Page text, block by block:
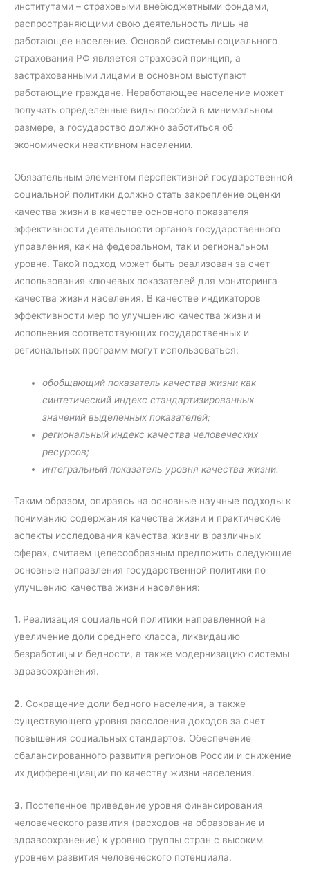
институтами – страховыми внебюджетными фондами,
распространяющими свою деятельность лишь на
работающее население. Основой системы социального
страхования РФ является страховой принцип, а
застрахованными лицами в основном выступают
работающие граждане. Неработающее население может
получать определенные виды пособий в минимальном
размере, а государство должно заботиться об
экономически неактивном населении.
Обязательным элементом перспективной государственной
социальной политики должно стать закрепление оценки
качества жизни в качестве основного показателя
эффективности деятельности органов государственного
управления, как на федеральном, так и региональном
уровне. Такой подход может быть реализован за счет
использования ключевых показателей для мониторинга
качества жизни населения. В качестве индикаторов
эффективности мер по улучшению качества жизни и
исполнения соответствующих государственных и
региональных программ могут использоваться:
обобщающий показатель качества жизни как
синтетический индекс стандартизированных
значений выделенных показателей;
региональный индекс качества человеческих
ресурсов;
интегральный показатель уровня качества жизни.
Таким образом, опираясь на основные научные подходы к
пониманию содержания качества жизни и практические
аспекты исследования качества жизни в различных
сферах, считаем целесообразным предложить следующие
основные направления государственной политики по
улучшению качества жизни населения:
1. Реализация социальной политики направленной на
увеличение доли среднего класса, ликвидацию
безработицы и бедности, а также модернизацию системы
здравоохранения.
2. Сокращение доли бедного населения, а также
существующего уровня расслоения доходов за счет
повышения социальных стандартов. Обеспечение
сбалансированного развития регионов России и снижение
их дифференциации по качеству жизни населения.
3. Постепенное приведение уровня финансирования
человеческого развития (расходов на образование и
здравоохранение) к уровню группы стран с высоким
уровнем развития человеческого потенциала.